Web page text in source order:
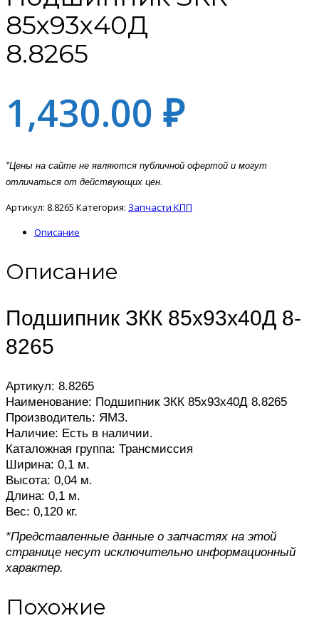
85х93х40Д
8.8265
1,430.00 ₽
*Цены на сайте не являются публичной офертой и могут
отличаться от действующих цен.
Артикул: 8.8265 Категория: Запчасти КПП
Описание
Описание
Подшипник ЗКК 85х93х40Д 8-
8265
Артикул: 8.8265
Наименование: Подшипник ЗКК 85х93х40Д 8.8265
Производитель: ЯМЗ.
Наличие: Есть в наличии.
Каталожная группа: Трансмиссия
Ширина: 0,1 м.
Высота: 0,04 м.
Длина: 0,1 м.
Вес: 0,120 кг.
*Представленные данные о запчастях на этой
странице несут исключительно информационный
характер.
Похожие